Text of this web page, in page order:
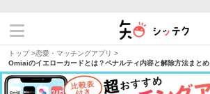
トップ>恋愛・マッチングアプリ >
Omiaiのイエローカードとは？ペナルティ内容と解除方法まとめ